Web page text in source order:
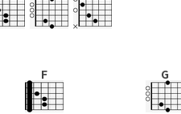
F G